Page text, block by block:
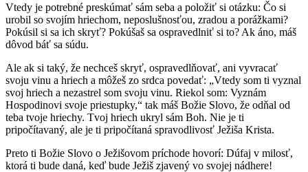
Vtedy je potrebné preskúmať sám seba a položiť si otázku: Čo si
urobil so svojím hriechom, neposlušnosťou, zradou a porážkami?
Pokúsil si sa ich skryť? Pokúšaš sa ospravedlniť si to? Ak áno, máš
dôvod báť sa súdu.
Ale ak si taký, že nechceš skryť, ospravedlňovať, ani vyvracať
svoju vinu a hriech a môžeš zo srdca povedať: „Vtedy som ti vyznal
svoj hriech a nezastrel som svoju vinu. Riekol som: Vyznám
Hospodinovi svoje priestupky,“ tak máš Božie Slovo, že odňal od
teba tvoje hriechy. Tvoj hriech ukryl sám Boh. Nie je ti
pripočítavaný, ale je ti pripočítaná spravodlivosť Ježiša Krista.
Preto ti Božie Slovo o Ježišovom príchode hovorí: Dúfaj v milosť,
ktorá ti bude daná, keď bude Ježiš zjavený vo svojej nádhere!